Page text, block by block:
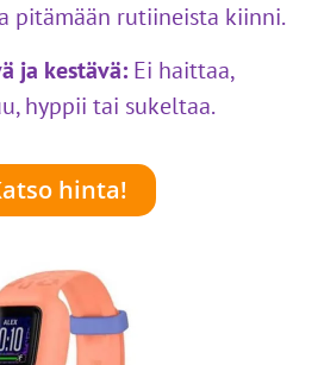
pitämään rutiineista kiinni.
ja kestävä: Ei haittaa,
hyppii tai sukeltaa.
hinta!